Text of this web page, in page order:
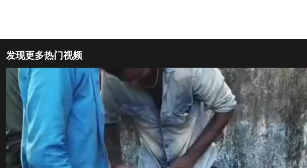
发现更多热门视频